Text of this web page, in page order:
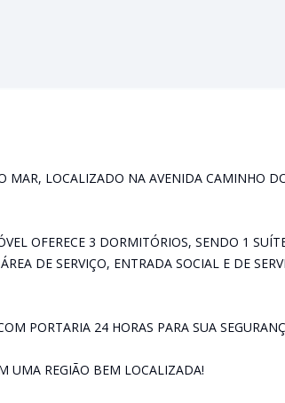
MAR, LOCALIZADO NA AVENIDA CAMINHO
OFERECE 3 DORMITÓRIOS, SENDO 1
DE SERVIÇO, ENTRADA SOCIAL E DE
PORTARIA 24 HORAS PARA SUA
UMA REGIÃO BEM LOCALIZADA!